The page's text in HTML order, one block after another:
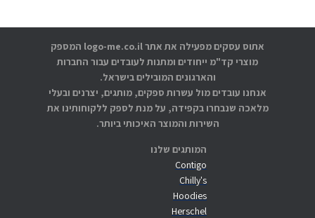
המותגים שלנו
Contigo
Chilly's
Hoodies
Herschel
אתוס עסקים מפעילה את אתר logo-me.co.il המספק
מוצרי קד"מ ייחודים ומתנות לעובדים עבור החברות
והארגונים המובילים בישראל.
אנחנו עובדים מול עשרות ספקים, מותגים, יצרנים ובעלי
מלאכה שנבחרו בקפידה, על מנת לספק ללקוחותינו את
השירות והמוצר האיכותי ביותר.